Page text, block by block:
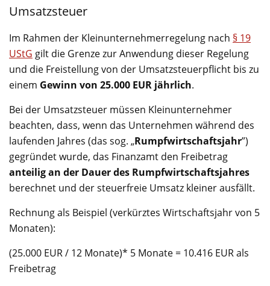
Umsatzsteuer
Im Rahmen der Kleinunternehmerregelung nach § 19
UStG gilt die Grenze zur Anwendung dieser Regelung
und die Freistellung von der Umsatzsteuerpflicht bis zu
einem Gewinn von 25.000 EUR jährlich.
Bei der Umsatzsteuer müssen Kleinunternehmer
beachten, dass, wenn das Unternehmen während des
laufenden Jahres (das sog. „Rumpfwirtschaftsjahr”)
gegründet wurde, das Finanzamt den Freibetrag
anteilig an der Dauer des Rumpfwirtschaftsjahres
berechnet und der steuerfreie Umsatz kleiner ausfällt.
Rechnung als Beispiel (verkürztes Wirtschaftsjahr von 5
Monaten):
(25.000 EUR / 12 Monate)* 5 Monate = 10.416 EUR als
Freibetrag